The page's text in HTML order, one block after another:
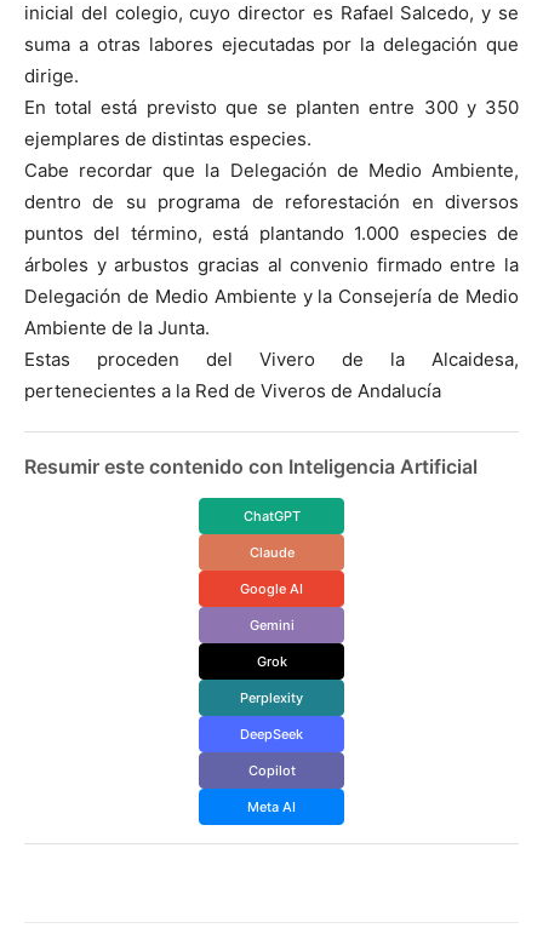
inicial del colegio, cuyo director es Rafael Salcedo, y se
suma a otras labores ejecutadas por la delegación que
dirige.
En total está previsto que se planten entre 300 y 350
ejemplares de distintas especies.
Cabe recordar que la Delegación de Medio Ambiente,
dentro de su programa de reforestación en diversos
puntos del término, está plantando 1.000 especies de
árboles y arbustos gracias al convenio firmado entre la
Delegación de Medio Ambiente y la Consejería de Medio
Ambiente de la Junta.
Estas proceden del Vivero de la Alcaidesa,
pertenecientes a la Red de Viveros de Andalucía
Resumir este contenido con Inteligencia Artificial
ChatGPT
Claude
Google AI
Gemini
Grok
Perplexity
DeepSeek
Copilot
Meta AI